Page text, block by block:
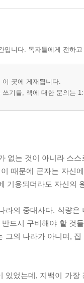
입니다. 독자들에게 전하
곳에 게재됩니다.
쓰기를, 책에 대한 문의는
없는 것이 아니라 스
때문에 군자는 자신
기용되더라도 자신의
라의 중대사다. 식량
드시 구비해야 할 것
그의 나라가 아니며,
있었는데, 지백이 가